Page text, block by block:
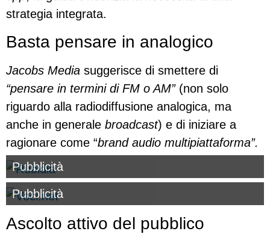
strategia integrata.
Basta pensare in analogico
Jacobs Media suggerisce di smettere di
“pensare in termini di FM o AM”(non solo
riguardo alla radiodiffusione analogica, ma
anche in generale broadcast) e di iniziare a
ragionare come “brand audio multipiattaforma”.
Pubblicità
Pubblicità
Ascolto attivo del pubblico